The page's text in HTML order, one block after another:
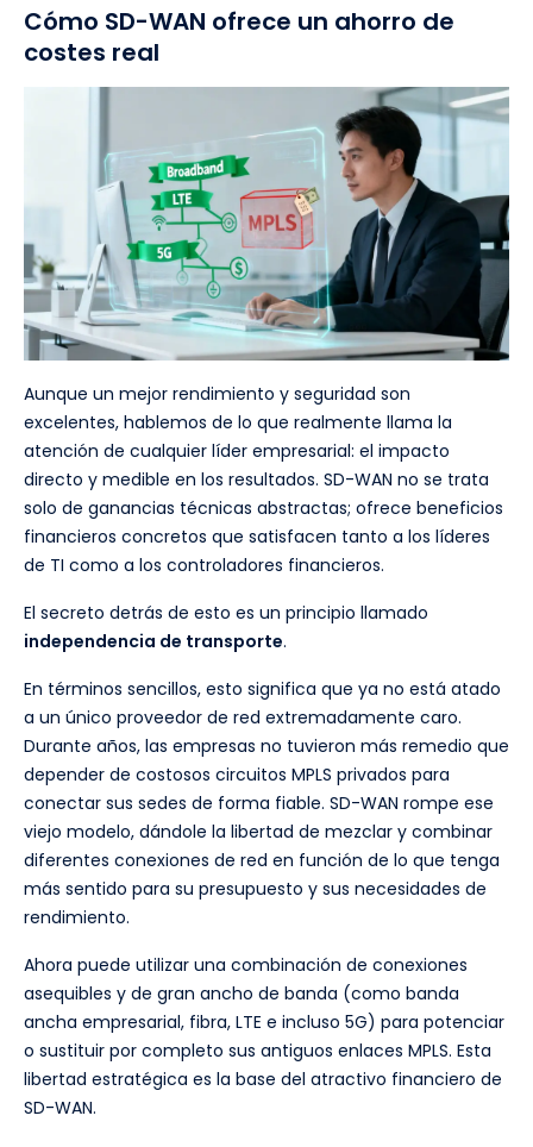
Cómo SD-WAN ofrece un ahorro de
costes real
Aunque un mejor rendimiento y seguridad son
excelentes, hablemos de lo que realmente llama la
atención de cualquier líder empresarial: el impacto
directo y medible en los resultados. SD-WAN no se trata
solo de ganancias técnicas abstractas; ofrece beneficios
financieros concretos que satisfacen tanto a los líderes
de TI como a los controladores financieros.
El secreto detrás de esto es un principio llamado
independencia de transporte.
En términos sencillos, esto significa que ya no está atado
a un único proveedor de red extremadamente caro.
Durante años, las empresas no tuvieron más remedio que
depender de costosos circuitos MPLS privados para
conectar sus sedes de forma fiable. SD-WAN rompe ese
viejo modelo, dándole la libertad de mezclar y combinar
diferentes conexiones de red en función de lo que tenga
más sentido para su presupuesto y sus necesidades de
rendimiento.
Ahora puede utilizar una combinación de conexiones
asequibles y de gran ancho de banda (como banda
ancha empresarial, fibra, LTE e incluso 5G) para potenciar
o sustituir por completo sus antiguos enlaces MPLS. Esta
libertad estratégica es la base del atractivo financiero de
SD-WAN.